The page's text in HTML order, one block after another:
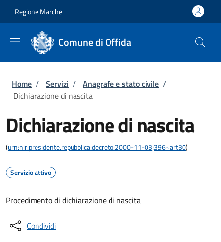
Regione Marche
Comune di Offida
Briciole di pane
Home / Servizi / Anagrafe e stato civile /
Dichiarazione di nascita
Dichiarazione di nascita
(urn:nir:presidente.repubblica:decreto:2000-11-03;396~art30)
Servizio attivo
Procedimento di dichiarazione di nascita
Condividi